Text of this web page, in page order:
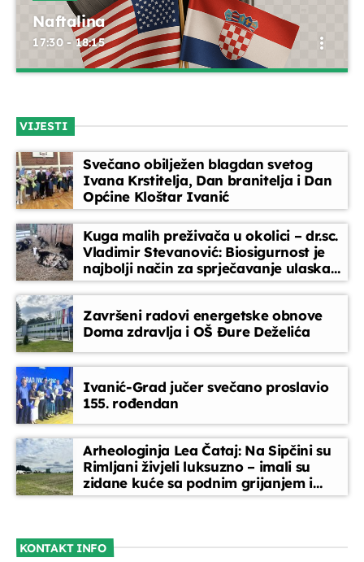
EPP reklame
18:30 - 19:00
Dallas Special
20:00 - 22:00
Glazbeni blok
22:00 - 22:45
Naftalina
17:30 - 18:15 more_vert
strane evergreene u originalnim verzijama i domaćim
prepjevima – glazbeni vremeplov za prave ljubitelje klasike.
VIJESTI
Svečano obilježen blagdan svetog
Ivana Krstitelja, Dan branitelja i Dan
Općine Kloštar Ivanić
Kuga malih preživača u okolici – dr.sc.
Vladimir Stevanović: Biosigurnost je
najbolji način za sprječavanje ulaska
bolesti
Završeni radovi energetske obnove
Doma zdravlja i OŠ Đure Deželića
Ivanić-Grad jučer svečano proslavio
155. rođendan
Arheologinja Lea Čataj: Na Sipčini su
Rimljani živjeli luksuzno – imali su
zidane kuće sa podnim grijanjem i
oslikanim zidovima
KONTAKT INFO